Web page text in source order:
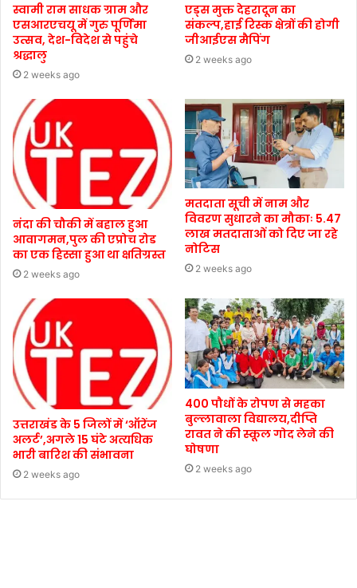
स्वामी राम साधक ग्राम और
एसआरएचयू में गुरु पूर्णिमा
उत्सव, देश-विदेश से पहुंचे
श्रद्धालु
2 weeks ago
एड्स मुक्त देहरादून का
संकल्प,हाई रिस्क क्षेत्रों की होगी
जीआईएस मैपिंग
2 weeks ago
नंदा की चौकी में बहाल हुआ
आवागमन,पुल की एप्रोच रोड
का एक हिस्सा हुआ था क्षतिग्रस्त
2 weeks ago
मतदाता सूची में नाम और
विवरण सुधारने का मौकाः 5.47
लाख मतदाताओं को दिए जा रहे
नोटिस
2 weeks ago
उत्तराखंड के 5 जिलों में ‘ऑरेंज
अलर्ट’,अगले 15 घंटे अत्यधिक
भारी बारिश की संभावना
2 weeks ago
400 पौधों के रोपण से महका
बुल्लावाला विद्यालय,दीप्ति
रावत ने की स्कूल गोद लेने की
घोषणा
2 weeks ago